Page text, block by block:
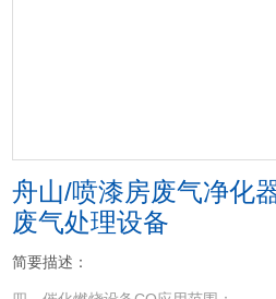
舟山/喷漆房废气净化
废气处理设备
简要描述：